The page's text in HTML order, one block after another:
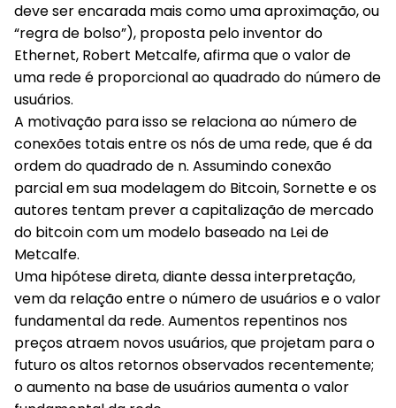
deve ser encarada mais como uma aproximação, ou
“regra de bolso”), proposta pelo inventor do
Ethernet, Robert Metcalfe, afirma que o valor de
uma rede é proporcional ao quadrado do número de
usuários.
A motivação para isso se relaciona ao número de
conexões totais entre os nós de uma rede, que é da
ordem do quadrado de n. Assumindo conexão
parcial em sua modelagem do Bitcoin, Sornette e os
autores tentam prever a capitalização de mercado
do bitcoin com um modelo baseado na Lei de
Metcalfe.
Uma hipótese direta, diante dessa interpretação,
vem da relação entre o número de usuários e o valor
fundamental da rede. Aumentos repentinos nos
preços atraem novos usuários, que projetam para o
futuro os altos retornos observados recentemente;
o aumento na base de usuários aumenta o valor